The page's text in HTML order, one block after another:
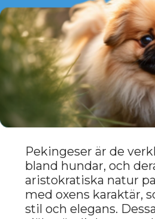
Tibetansk mastiff är en ras som
kombinerar styrka och lugn.
hundar är självständiga, men
samtidigt lojala mot sina ägare.
Tibetanska mastiffer passar
för oxar som värdesätter styrka,
uthållighet och lojalitet. Deras
och balanserade natur gör dem
pålitliga beskyddare och trogna
vänner för dem som söker
och stabilitet.
ENGELSK
LUGN OCH